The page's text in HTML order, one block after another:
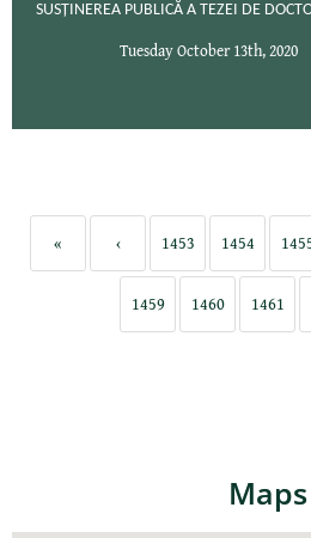
SUSȚINEREA PUBLICĂ A TEZEI DE
Tuesday October 13th, 2020
« ‹ 1453 1454
1459 1460 1461
Maps